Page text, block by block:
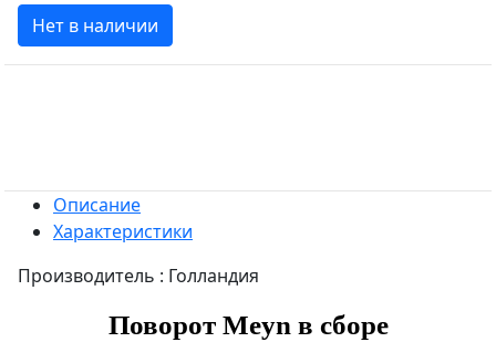
Нет в наличии
Описание
Характеристики
Производитель : Голландия
Поворот Meyn в сборе